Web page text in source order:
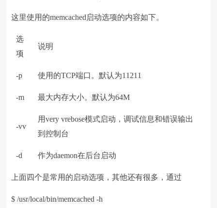
这里使用的memcached启动选项的内容如下。
选
项
说明
-p 使用的TCP端口。默认为11211
-m 最大内存大小。默认为64M
-vv
用very vrebose模式启动，调试信息和错误输出
到控制台
-d 作为daemon在后台启动
上面四个是常用的启动选项，其他还有很多，通过
$ /usr/local/bin/memcached -h